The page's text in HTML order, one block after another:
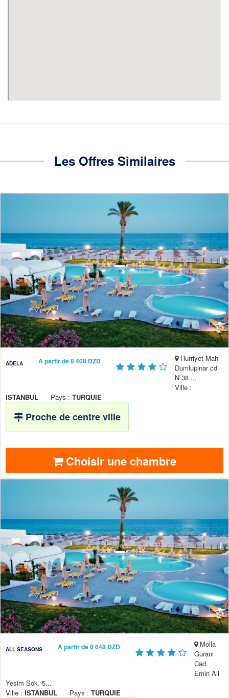
Les Offres Similaires
ADELA A partir de 8 408 DZD
Hurriyet Mah
Dumlupinar cd
N:38 ...
Ville :
ISTANBUL Pays : TURQUIE
Proche de centre ville
Choisir une chambre
ALL SEASONS A partir de 8 648 DZD
Molla
Gurani
Cad.
Emin Ali
Yesim Sok. 5...
Ville : ISTANBUL Pays : TURQUIE